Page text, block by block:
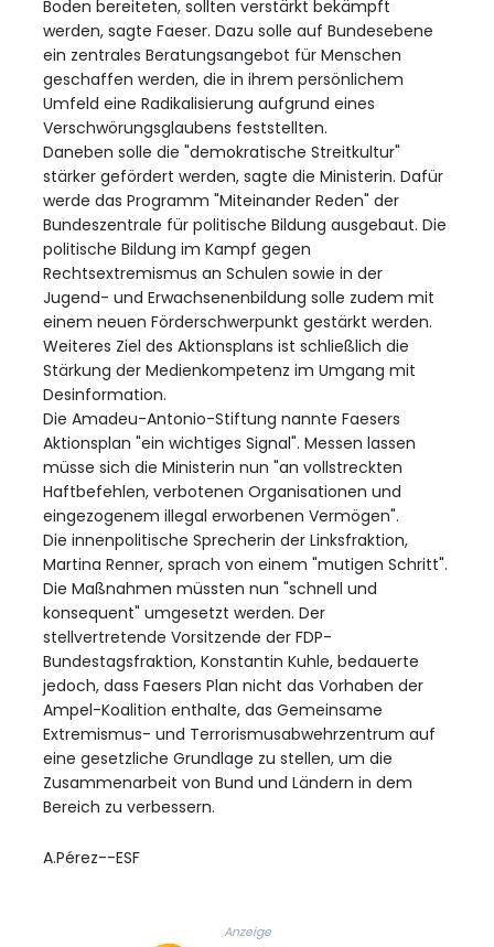
Boden bereiteten, sollten verstärkt bekämpft
werden, sagte Faeser. Dazu solle auf Bundesebene
ein zentrales Beratungsangebot für Menschen
geschaffen werden, die in ihrem persönlichem
Umfeld eine Radikalisierung aufgrund eines
Verschwörungsglaubens feststellten.
Daneben solle die "demokratische Streitkultur"
stärker gefördert werden, sagte die Ministerin. Dafür
werde das Programm "Miteinander Reden" der
Bundeszentrale für politische Bildung ausgebaut. Die
politische Bildung im Kampf gegen
Rechtsextremismus an Schulen sowie in der
Jugend- und Erwachsenenbildung solle zudem mit
einem neuen Förderschwerpunkt gestärkt werden.
Weiteres Ziel des Aktionsplans ist schließlich die
Stärkung der Medienkompetenz im Umgang mit
Desinformation.
Die Amadeu-Antonio-Stiftung nannte Faesers
Aktionsplan "ein wichtiges Signal". Messen lassen
müsse sich die Ministerin nun "an vollstreckten
Haftbefehlen, verbotenen Organisationen und
eingezogenem illegal erworbenen Vermögen".
Die innenpolitische Sprecherin der Linksfraktion,
Martina Renner, sprach von einem "mutigen Schritt".
Die Maßnahmen müssten nun "schnell und
konsequent" umgesetzt werden. Der
stellvertretende Vorsitzende der FDP-
Bundestagsfraktion, Konstantin Kuhle, bedauerte
jedoch, dass Faesers Plan nicht das Vorhaben der
Ampel-Koalition enthalte, das Gemeinsame
Extremismus- und Terrorismusabwehrzentrum auf
eine gesetzliche Grundlage zu stellen, um die
Zusammenarbeit von Bund und Ländern in dem
Bereich zu verbessern.
A.Pérez--ESF
Anzeige